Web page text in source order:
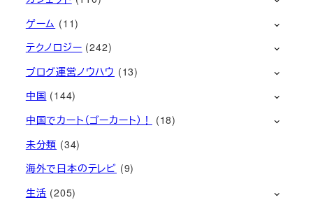
ゲーム (11)
テクノロジー (242)
ブログ運営ノウハウ (13)
中国 (144)
中国でカート（ゴーカート）！
(18)
未分類 (34)
海外で日本のテレビ (9)
生活 (205)